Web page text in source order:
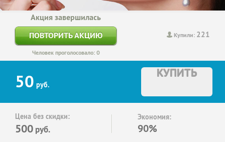
Купили: 221
Акция завершилась
ПОВТОРИТЬ АКЦИЮ
Человек проголосовало: 0
50 руб.
КУПИТЬ
Цена без скидки:
500 руб.
Экономия:
90%